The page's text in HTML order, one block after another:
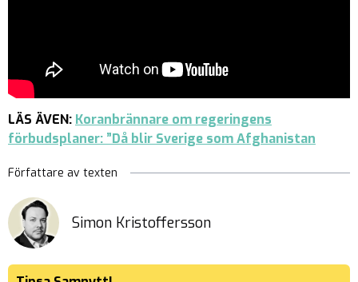
LÄS ÄVEN: Koranbrännare om regeringens
förbudsplaner: ”Då blir Sverige som Afghanistan
Författare av texten
Simon Kristoffersson